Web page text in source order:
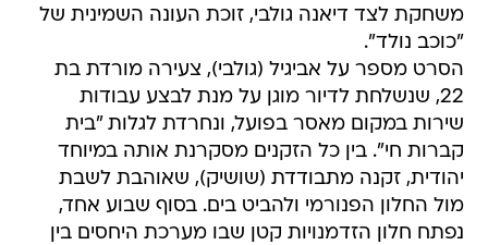
משחקת לצד דיאנה גולבי, זוכת העונה השמינית של
"כוכב נולד".
הסרט מספר על אביגיל (גולבי), צעירה מורדת בת
22, שנשלחת לדיור מוגן על מנת לבצע עבודות
שירות במקום מאסר בפועל, ונחרדת לגלות "בית
קברות חי". בין כל הזקנים מסקרנת אותה במיוחד
יהודית, זקנה מתבודדת (שושיק), שאוהבת לשבת
מול החלון הפנורמי ולהביט בים. בסוף שבוע אחד,
נפתח חלון הזדמנויות קטן שבו מערכת היחסים בין